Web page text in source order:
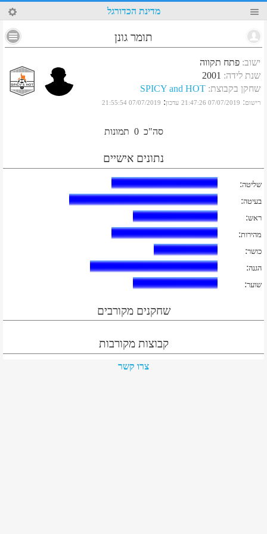
8 מדינת הכדורגל
תומר גונן
ישוב: פתח תקווה
שנת לידה:
2001
שחקן בקבוצת:
SPICY and HOT
רישום:
07/07/2019 21:47:26 עדכון:
07/07/2019 21:55:54
סה"כ 0 תמונות
נתונים אישיים
שליטה:
בעיטה:
ראש:
מהירות:
כושר:
הגנה:
שוער:
שחקנים מקורבים
קבוצות מקורבות
צרו קשר